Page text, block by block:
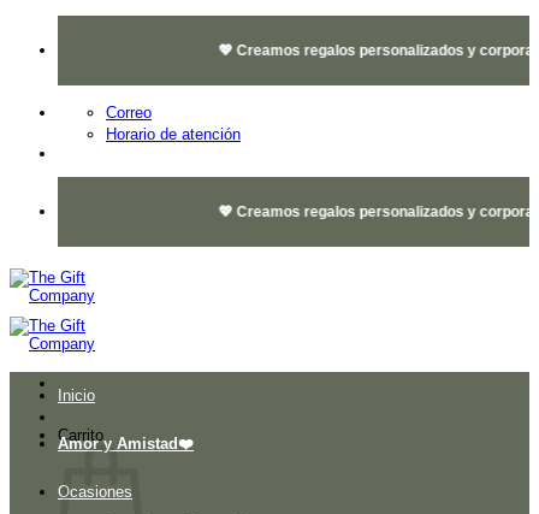
💖 Creamos regalos personalizados y
Correo
Horario de atención
💖 Creamos regalos personalizados y
Carrito
Inicio
Amor y Amistad❤️
Ocasiones